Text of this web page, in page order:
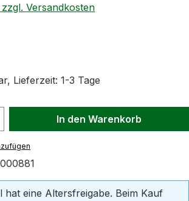
Versandkosten
von 5 von 5 Sternen
Lieferzeit: 1-3 Tage
Gib den gewünschten
In den Warenkorb
000881
hat eine Altersfreigabe. Beim Kauf